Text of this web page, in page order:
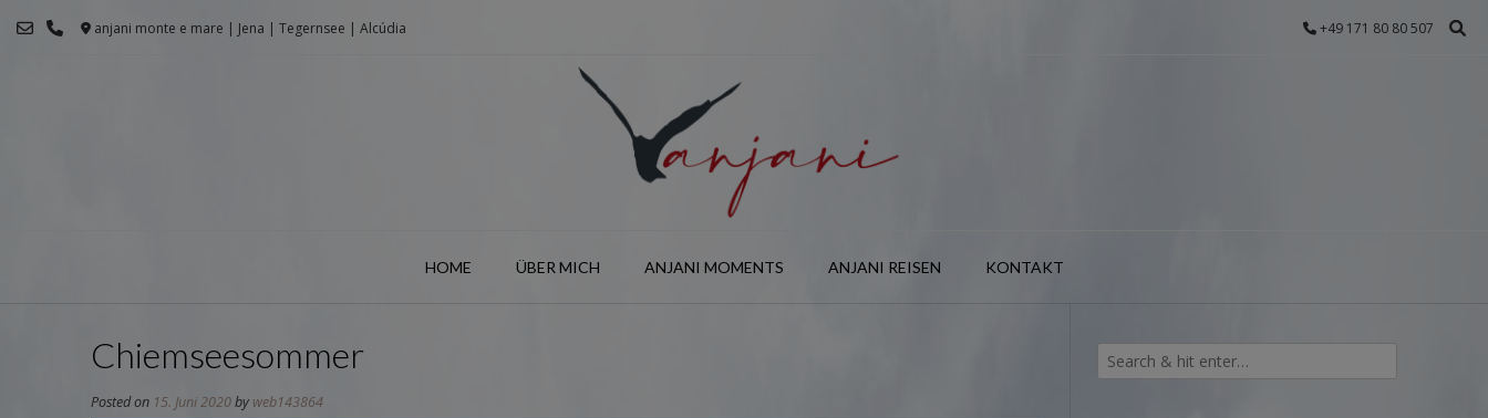
anjani monte e mare | Jena | Tegernsee | Alcúdia +49 171 80 80 507
HOME ÜBER MICH ANJANI MOMENTS ANJANI REISEN KONTAKT
Chiemseesommer
Posted on 15. Juni 2020by web143864